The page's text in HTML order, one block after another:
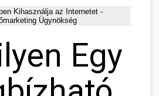
Kihasználja az Internetet -
Ügynökség
Egy